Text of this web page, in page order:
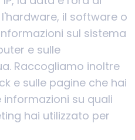
il software o
sul sistema
e sulle
Raccogliamo inoltre
e sulle pagine che hai
su quali
hai utilizzato per